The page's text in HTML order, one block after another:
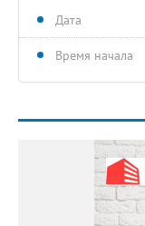
Дата
Время начала